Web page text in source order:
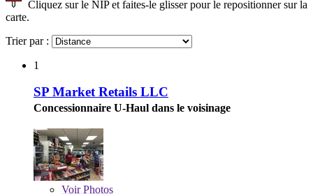
Cliquez sur le NIP et faites-le glisser pour le repositionner sur la
carte.
Trier par :
1
SP Market Retails LLC
Concessionnaire U-Haul dans le voisinage
VoirPhotos